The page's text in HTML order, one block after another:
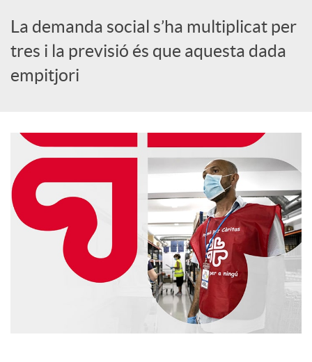
o
c
l
s
La demanda social s’ha multiplicat per
tres i la previsió és que aquesta dada
empitjori